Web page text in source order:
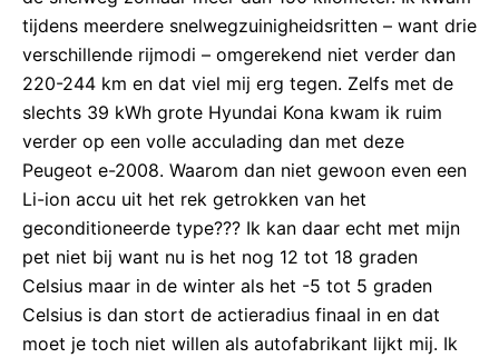
tijdens meerdere snelwegzuinigheidsritten – want drie
verschillende rijmodi – omgerekend niet verder dan
220-244 km en dat viel mij erg tegen. Zelfs met de
slechts 39 kWh grote Hyundai Kona kwam ik ruim
verder op een volle acculading dan met deze
Peugeot e-2008. Waarom dan niet gewoon even een
Li-ion accu uit het rek getrokken van het
geconditioneerde type??? Ik kan daar echt met mijn
pet niet bij want nu is het nog 12 tot 18 graden
Celsius maar in de winter als het -5 tot 5 graden
Celsius is dan stort de actieradius finaal in en dat
moet je toch niet willen als autofabrikant lijkt mij. Ik